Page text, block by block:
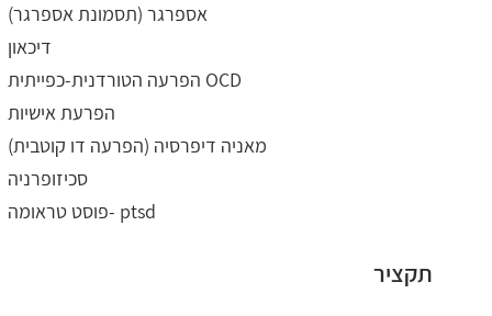
תקציר
אספרגר (תסמונת אספרגר)
דיכאון
הפרעה הטורדנית-כפייתית OCD
הפרעת אישיות
מאניה דיפרסיה (הפרעה דו קוטבית)
סכיזופרניה
פוסט טראומה- ptsd